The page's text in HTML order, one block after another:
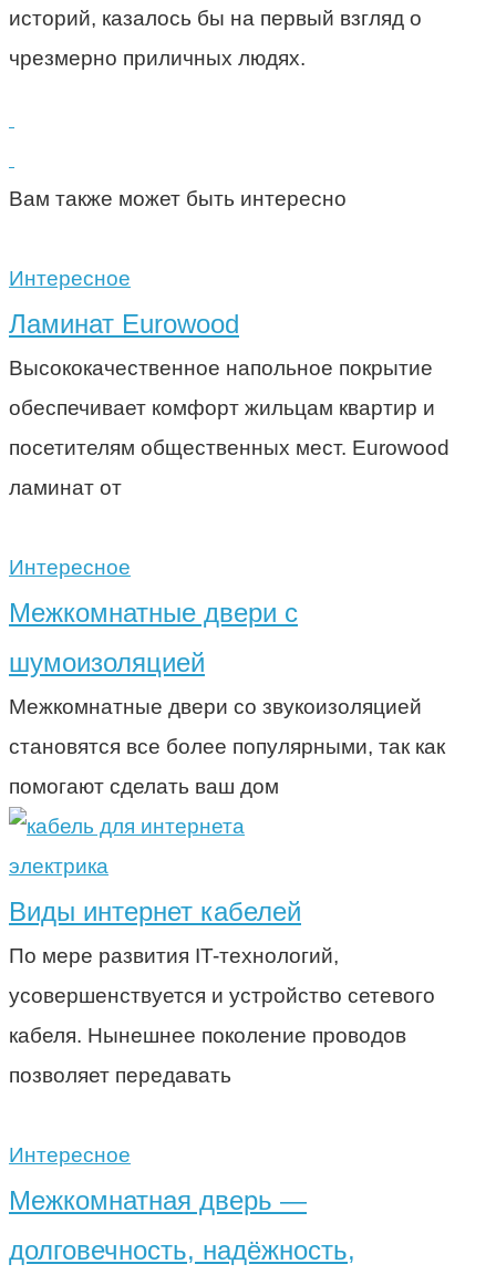
историй, казалось бы на первый взгляд о
чрезмерно приличных людях.
Вам также может быть интересно
Интересное
Ламинат Eurowood
Высококачественное напольное покрытие
обеспечивает комфорт жильцам квартир и
посетителям общественных мест. Eurowood
ламинат от
Интересное
Межкомнатные двери с
шумоизоляцией
Межкомнатные двери со звукоизоляцией
становятся все более популярными, так как
помогают сделать ваш дом
электрика
Виды интернет кабелей
По мере развития IT-технологий,
усовершенствуется и устройство сетевого
кабеля. Нынешнее поколение проводов
позволяет передавать
Интересное
Межкомнатная дверь —
долговечность, надёжность,